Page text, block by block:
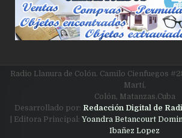
Radio Llanura de Colón. Camilo Cienfuegos
Martí,
Colón, Matanzas,Cuba
Desarrollado por: Redacción Digital de
| Editora Principal: Yoandra Betancourt
Ibañez Lopez